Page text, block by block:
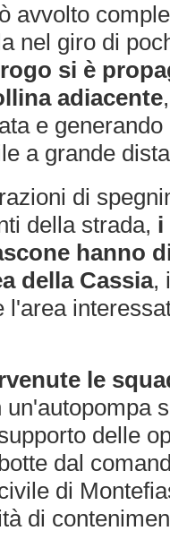
avvolto
nel giro di
si è
adiacente
e
a grande
di
della strada, i
hanno
della Cassia,
l'area
le
un'autopompa
delle
dal
di
di